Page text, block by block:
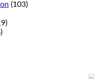
(103)